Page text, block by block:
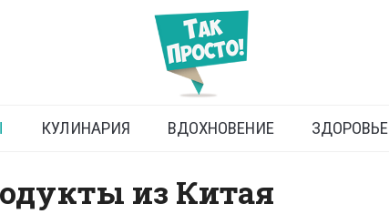
из Китая
КУЛИНАРИЯ ВДОХНОВЕНИЕ ЗДОРОВЬЕ
из Китая